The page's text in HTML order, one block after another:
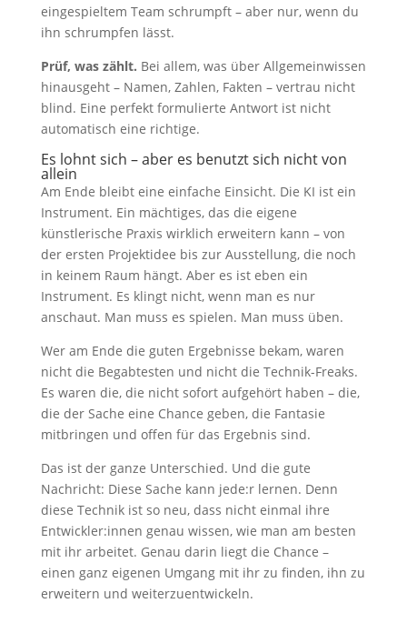
eingespieltem Team schrumpft – aber nur, wenn du
ihn schrumpfen lässt.
Prüf, was zählt. Bei allem, was über Allgemeinwissen
hinausgeht – Namen, Zahlen, Fakten – vertrau nicht
blind. Eine perfekt formulierte Antwort ist nicht
automatisch eine richtige.
Es lohnt sich – aber es benutzt sich nicht von
allein
Am Ende bleibt eine einfache Einsicht. Die KI ist ein
Instrument. Ein mächtiges, das die eigene
künstlerische Praxis wirklich erweitern kann – von
der ersten Projektidee bis zur Ausstellung, die noch
in keinem Raum hängt. Aber es ist eben ein
Instrument. Es klingt nicht, wenn man es nur
anschaut. Man muss es spielen. Man muss üben.
Wer am Ende die guten Ergebnisse bekam, waren
nicht die Begabtesten und nicht die Technik-Freaks.
Es waren die, die nicht sofort aufgehört haben – die,
die der Sache eine Chance geben, die Fantasie
mitbringen und offen für das Ergebnis sind.
Das ist der ganze Unterschied. Und die gute
Nachricht: Diese Sache kann jede:r lernen. Denn
diese Technik ist so neu, dass nicht einmal ihre
Entwickler:innen genau wissen, wie man am besten
mit ihr arbeitet. Genau darin liegt die Chance –
einen ganz eigenen Umgang mit ihr zu finden, ihn zu
erweitern und weiterzuentwickeln.